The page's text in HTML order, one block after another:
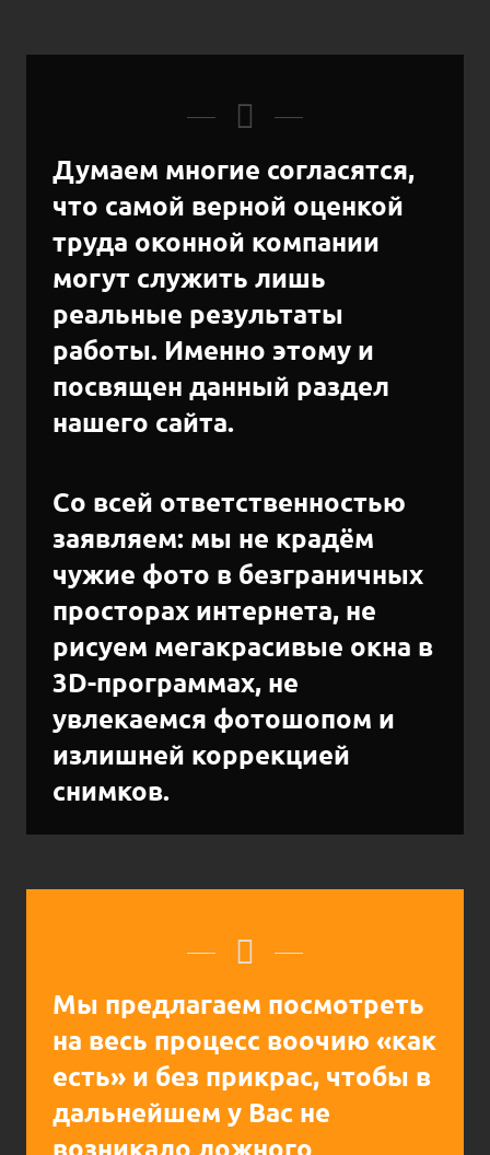
Думаем многие согласятся,
что самой верной оценкой
труда оконной компании
могут служить лишь
реальные результаты
работы. Именно этому и
посвящен данный раздел
нашего сайта.
Со всей ответственностью
заявляем: мы не крадём
чужие фото в безграничных
просторах интернета, не
рисуем мегакрасивые окна в
3D-программах, не
увлекаемся фотошопом и
излишней коррекцией
снимков.
Мы предлагаем посмотреть
на весь процесс воочию «как
есть» и без прикрас, чтобы в
дальнейшем у Вас не